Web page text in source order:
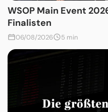
WSOP Main Event
Finalisten
06/08/2026 5 min